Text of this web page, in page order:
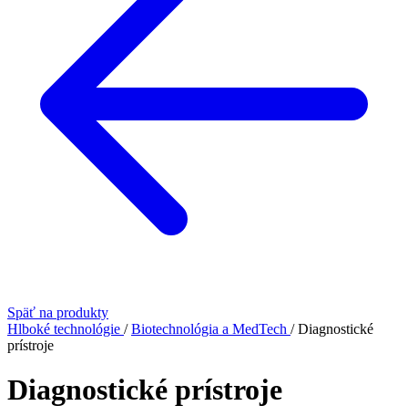
Späť na produkty
Hlboké technológie / Biotechnológia a MedTech / Diagnostické
prístroje
Diagnostické prístroje